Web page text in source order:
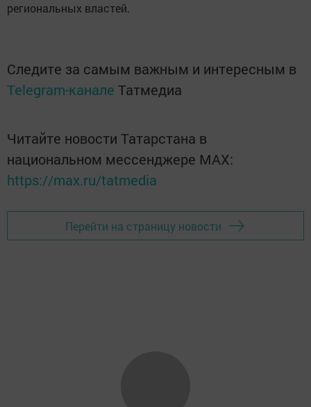
региональных властей.
Следите за самым важным и интересным в
Telegram-канале Татмедиа
Читайте новости Татарстана в
национальном мессенджере MАХ:
https://max.ru/tatmedia
Перейти на страницу новости